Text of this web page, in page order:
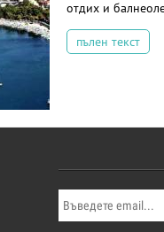
отдих и
пълен текст